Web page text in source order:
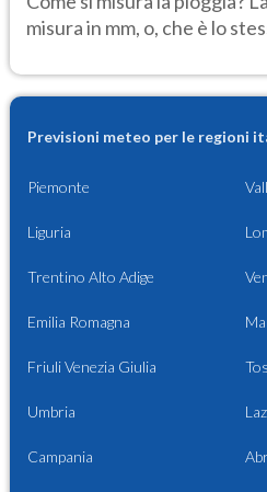
misura in mm, o, che è lo
Previsioni meteo per le regioni
Piemonte
Liguria
Trentino Alto Adige
Emilia Romagna
Friuli Venezia Giulia
Umbria
Campania